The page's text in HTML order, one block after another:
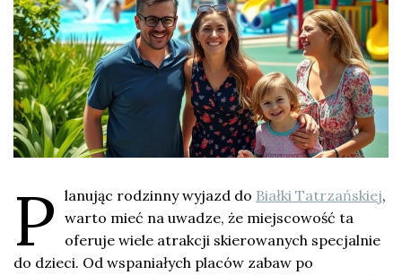
P lanując rodzinny wyjazd do Białki Tatrzańskiej,
warto mieć na uwadze, że miejscowość ta
oferuje wiele atrakcji skierowanych specjalnie
do dzieci. Od wspaniałych placów zabaw po